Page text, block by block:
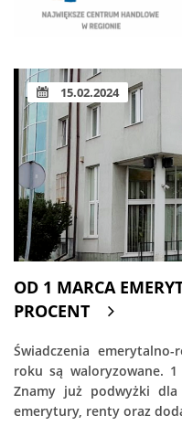
15.02.2024
OD 1 MARCA
PROCENT
Świadczenia emerytalno-
roku są waloryzowane.
Znamy już podwyżki
emerytury, renty oraz